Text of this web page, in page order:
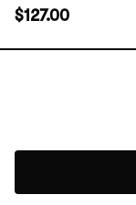
$127.00